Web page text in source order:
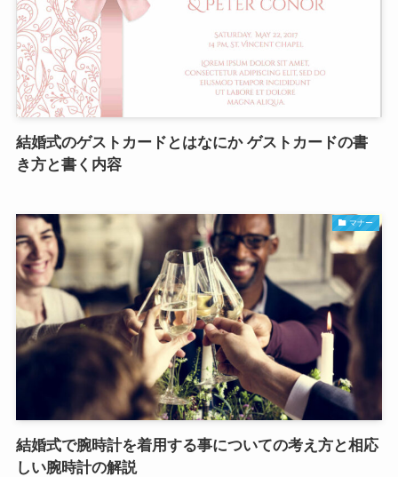
結婚式のゲストカードとはなにか ゲストカードの書
き方と書く内容
マナー
結婚式で腕時計を着用する事についての考え方と相応
しい腕時計の解説